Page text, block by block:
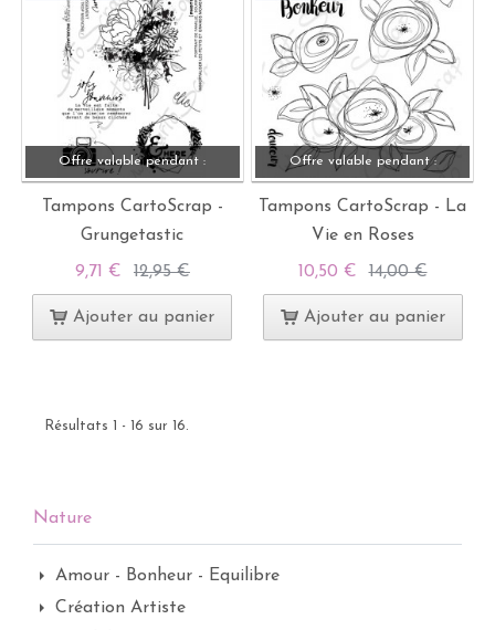
Offre valable pendant :
Tampons CartoScrap -
Grungetastic
9,71 € 12,95 €
Ajouter au panier
Offre valable pendant :
Tampons CartoScrap - La
Vie en Roses
10,50 € 14,00 €
Ajouter au panier
Résultats 1 - 16 sur 16.
Nature
Amour - Bonheur - Equilibre
Création Artiste